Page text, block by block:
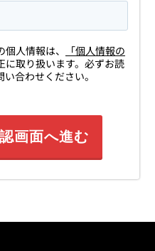
人情報は、
「個人情報の
に取り扱います。必ずお読
合わせください。
画面へ進む